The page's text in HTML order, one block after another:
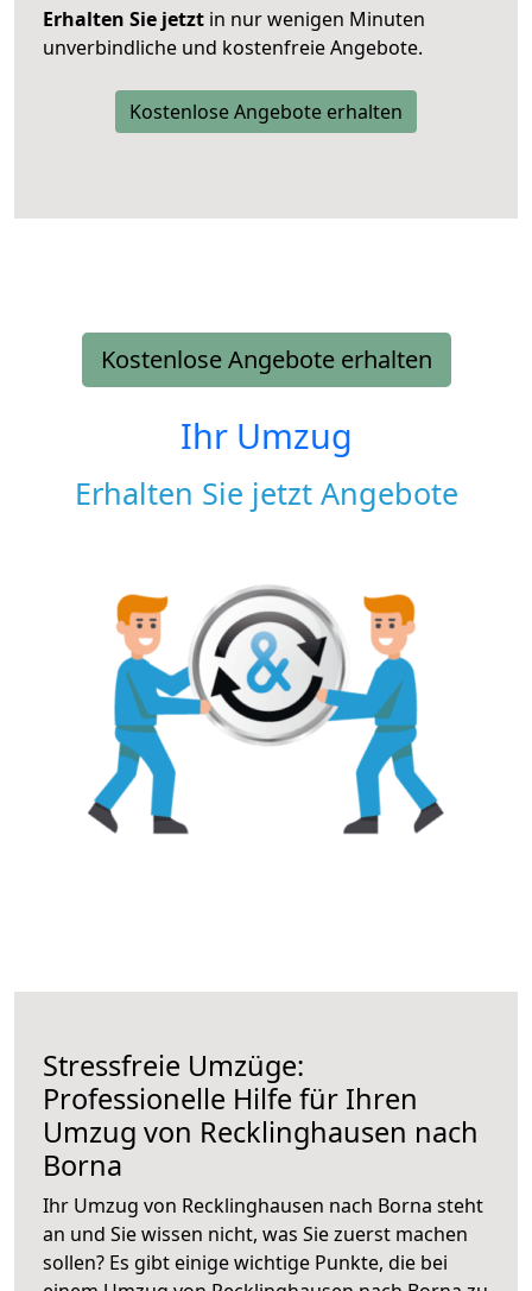
Erhalten Sie jetzt in nur wenigen Minuten
unverbindliche und kostenfreie Angebote.
Kostenlose Angebote erhalten
Kostenlose Angebote erhalten
Ihr Umzug
Erhalten Sie jetzt Angebote
Stressfreie Umzüge:
Professionelle Hilfe für Ihren
Umzug von Recklinghausen nach
Borna
Ihr Umzug von Recklinghausen nach Borna steht
an und Sie wissen nicht, was Sie zuerst machen
sollen? Es gibt einige wichtige Punkte, die bei